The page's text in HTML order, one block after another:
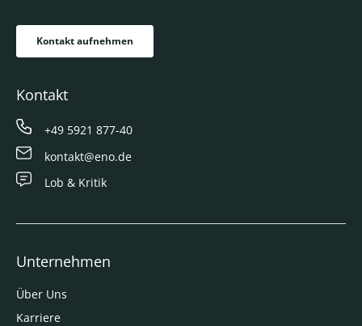
Kontakt aufnehmen
Kontakt
+49 5921 877-40
kontakt@eno.de
Lob & Kritik
Unternehmen
Über Uns
Karriere